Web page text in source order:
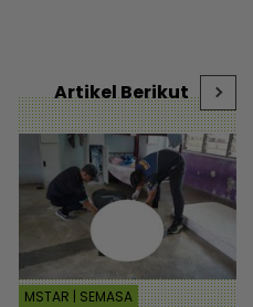
Artikel Berikut
MSTAR | SEMASA